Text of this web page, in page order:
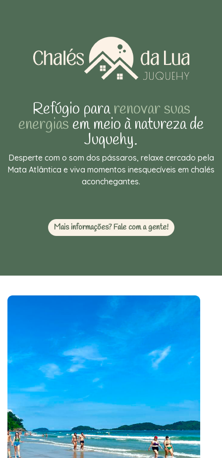
Refúgio pararenovar suas
energias em meio à natureza de
Juquehy.
Desperte com o som dos pássaros, relaxe cercado pela
Mata Atlântica e viva momentos inesquecíveis em chalés
aconchegantes.
Mais informações? Fale com a gente!